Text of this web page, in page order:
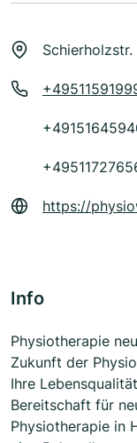
https://
Info
Physiotherapie
Zukunft der
Ihre
Bereitschaft für
Physiotherapie in